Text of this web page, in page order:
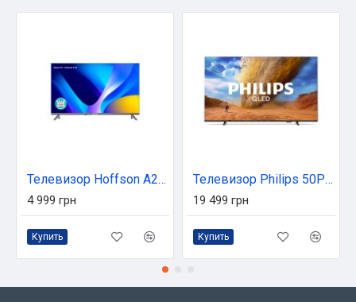
Телевизор Hoffson A24HD500T2SF
4 999 грн
Купить
Телевизор Philips 50PUS7810/12
19 499 грн
Купить